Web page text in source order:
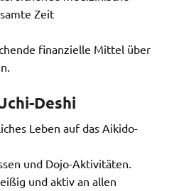
Zeit
finanzielle Mittel über
Deshi
Leben auf das Aikido-
und Dojo-Aktivitäten.
und aktiv an allen